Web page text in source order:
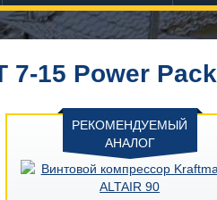
7-15 Power Pack
РЕКОМЕНДУЕМЫЙ
АНАЛОГ